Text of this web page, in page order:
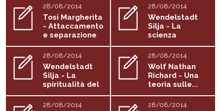
28/08/2014
Tosi Margherita
- Attaccamento
e separazione
28/08/2014
Wendelstadt
Silja - La
scienza
conferma
28/08/2014
Wendelstadt
Silja - La
spiritualità del
contatto
28/08/2014
Wolf Nathan
Richard - Una
teoria sulle...
28/08/2014 28/08/2014